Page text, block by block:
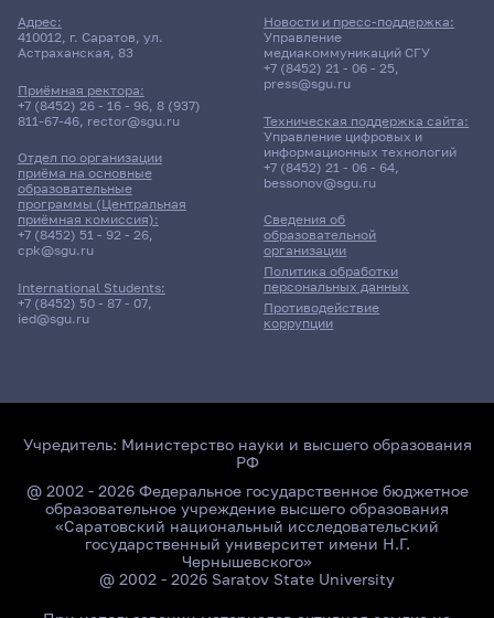
Адрес:
410012, г. Саратов, ул.
Астраханская, 83
Приёмная ректора:
+7 (8452) 26 - 16 - 96, 8 (937)
811-67-46, rector@sgu.ru
Отдел по организации
приёма на основные
образовательные
программы (Центральная
приёмная комиссия):
+7 (8452) 51 - 92 - 26,
cpk@sgu.ru
International Students:
+7 (8452) 50 - 87 - 07,
ied@sgu.ru
Сведения об
образовательной
организации
Политика обработки
персональных данных
Противодействие
коррупции
Новости и пресс-поддержка:
Управление
медиакоммуникаций СГУ
+7 (8452) 21 - 06 - 25,
press@sgu.ru
Техническая поддержка сайта:
Управление цифровых и
информационных технологий
+7 (8452) 21 - 06 - 64,
bessonov@sgu.ru
Учредитель: Министерство науки и высшего образования
РФ
@ 2002 - 2026 Федеральное государственное бюджетное
образовательное учреждение высшего образования
«Саратовский национальный исследовательский
государственный университет имени Н.Г.
Чернышевского»
@ 2002 - 2026 Saratov State University